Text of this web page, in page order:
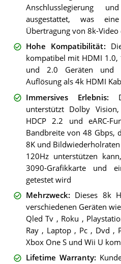
Anschlusslegierung
ausgestattet, was
Übertragung von 8k-
Hohe Kompatibilität:
kompatibel mit HDMI 1.0,
und 2.0 Geräten und
Auflösung als 4k HDMI
Immersives Erlebnis:
unterstützt Dolby
HDCP 2.2 und eARC-
Bandbreite von 48 Gbps,
8K und
120Hz unterstützen
3090-Grafikkarte und
getestet wird
Mehrzweck: Dieses 8k
verschiedenen Geräten
Qled Tv , Roku ,
Ray , Laptop , Pc , Dvd ,
Xbox One S und Wii U
Lifetime Warranty: